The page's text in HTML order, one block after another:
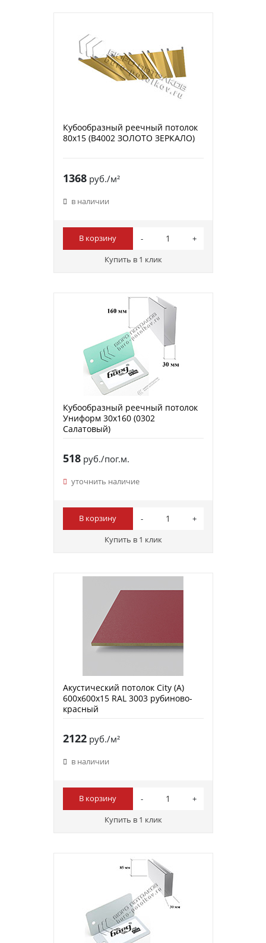
Кубообразный реечный потолок
80х15 (B4002 ЗОЛОТО ЗЕРКАЛО)
1368руб./м²
в наличии
В корзину
Купить в 1 клик
Кубообразный реечный потолок
Униформ 30х160 (0302
Салатовый)
518руб./пог.м.
уточнить наличие
В корзину
Купить в 1 клик
Акустический потолок City (A)
600х600х15 RAL 3003 рубиново-
красный
2122руб./м²
в наличии
В корзину
Купить в 1 клик